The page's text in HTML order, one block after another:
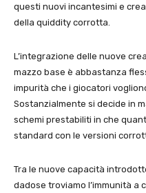
questi nuovi incantesimi e
della quiddity corrotta.
L’integrazione delle nuove
mazzo base è abbastanza
impurità che i giocatori
Sostanzialmente si decide in
schemi prestabiliti in che
standard con le versioni
Tra le nuove capacità
dadose troviamo l’immunità a